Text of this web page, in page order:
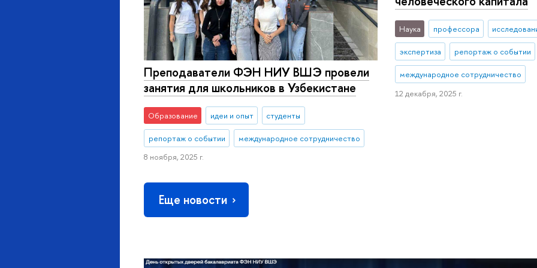
Наука профессора
экспертиза репортаж о событии
международное сотрудничество
12 декабря, 2025 г.
Преподаватели ФЭН НИУ ВШЭ провели
занятия для школьников в Узбекистане
Образование идеи и опыт студенты
репортаж о событии
международное сотрудничество
8 ноября, 2025 г.
Еще новости